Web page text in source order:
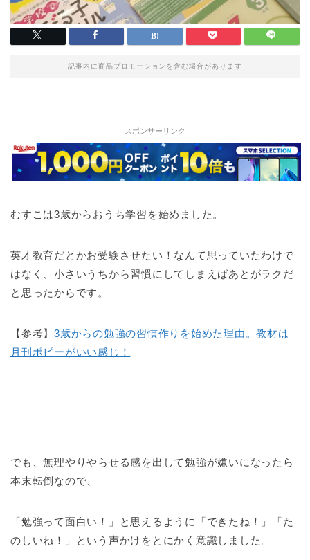
記事内に商品プロモーションを含む場合があります
スポンサーリンク
むすこは3歳からおうち学習を始めました。
英才教育だとかお受験させたい！なんて思っていたわけで
はなく、小さいうちから習慣にしてしまえばあとがラクだ
と思ったからです。
【参考】3歳からの勉強の習慣作りを始めた理由。教材は
月刊ポピーがいい感じ！
でも、無理やりやらせる感を出して勉強が嫌いになったら
本末転倒なので、
「勉強って面白い！」と思えるように「できたね！」「た
のしいね！」という声かけをとにかく意識しました。